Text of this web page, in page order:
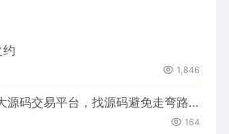
约
1,846
码交易平台，找源码避免走弯路。
164